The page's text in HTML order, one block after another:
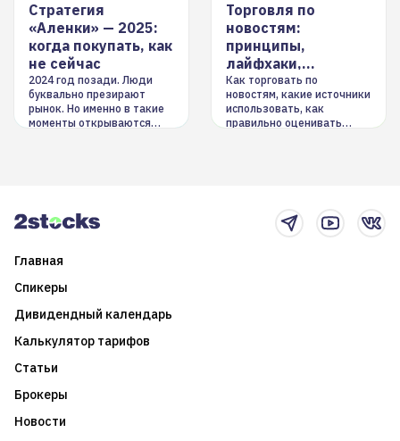
Стратегия
«Аленки» — 2025:
когда покупать, как
не сейчас
2024 год позади. Люди
буквально презирают
рынок. Но именно в такие
моменты открываются
Торговля по
новостям:
принципы,
лайфхаки,
инструменты
Как торговать по
новостям, какие источники
использовать, как
правильно оценивать
Главная
Спикеры
Дивидендный календарь
Калькулятор тарифов
Статьи
Брокеры
Новости